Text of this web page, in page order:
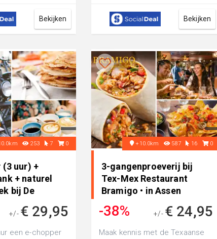
Bekijken
bitte...
Bekijken
253 7 0
(3 uur) +
+ naturel
bij De
+/- € 29,95
een e-chopper
+10.0km 587 16 0
3-gangenproeverij bij
Tex-Mex Restaurant
Bramigo • in Assen
-38% +/- € 24,95
Maak kennis met de Texaanse